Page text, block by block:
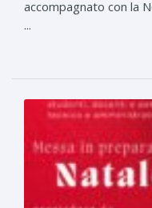
accompagnato con la
...